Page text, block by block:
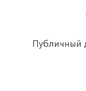
Публичный